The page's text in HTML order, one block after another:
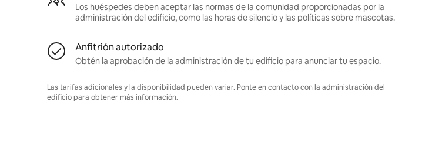
Los huéspedes deben aceptar las normas de la comunidad proporcionadas por la
administración del edificio, como las horas de silencio y las políticas sobre mascotas.
Anfitrión autorizado
Obtén la aprobación de la administración de tu edificio para anunciar tu espacio.
Las tarifas adicionales y la disponibilidad pueden variar. Ponte en contacto con la administración del
edificio para obtener más información.